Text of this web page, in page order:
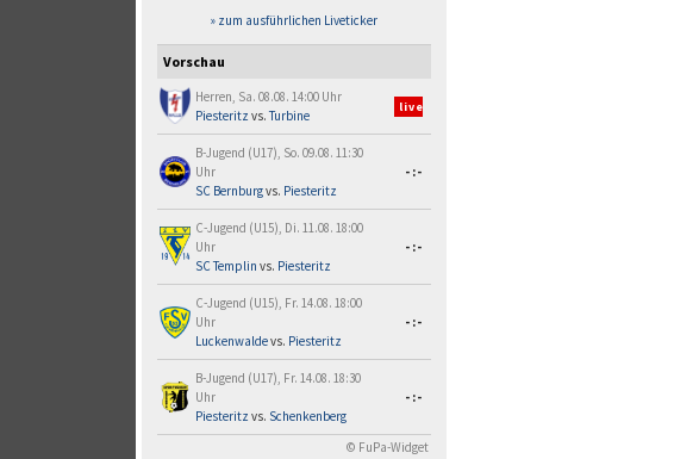
» zum ausführlichen Liveticker
Vorschau
Herren, Sa. 08.08. 14:00 Uhr
Piesteritz vs.Turbine
live
B-Jugend (U17), So. 09.08. 11:30
Uhr
SC Bernburgvs. Piesteritz
-:-
C-Jugend (U15), Di. 11.08. 18:00
Uhr
SC Templin vs. Piesteritz
-:-
C-Jugend (U15), Fr. 14.08. 18:00
Uhr
Luckenwaldevs. Piesteritz
-:-
B-Jugend (U17), Fr. 14.08. 18:30
Uhr
Piesteritz vs. Schenkenberg
-:-
© FuPa-Widget